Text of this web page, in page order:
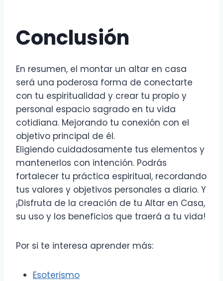
Conclusión
En resumen, el montar un altar en casa
será una poderosa forma de conectarte
con tu espiritualidad y crear tu propio y
personal espacio sagrado en tu vida
cotidiana. Mejorando tu conexión con el
objetivo principal de él.
Eligiendo cuidadosamente tus elementos y
mantenerlos con intención. Podrás
fortalecer tu práctica espiritual, recordando
tus valores y objetivos personales a diario. Y
¡Disfruta de la creación de tu Altar en Casa,
su uso y los beneficios que traerá a tu vida!
Por si te interesa aprender más:
Esoterismo